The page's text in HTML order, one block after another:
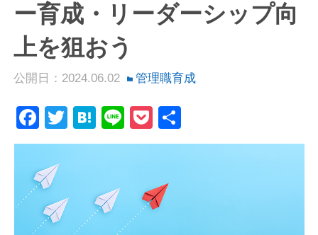
導入事例
セミナー情報
HRコラム
お知らせ
よくある質問
ー育成・リーダーシップ向
上を狙おう
公開日：2024.06.02 管理職育成
Facebook
Twitter
Hatena
LinePocket
有